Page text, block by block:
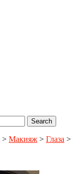
> Макияж > Глаза >